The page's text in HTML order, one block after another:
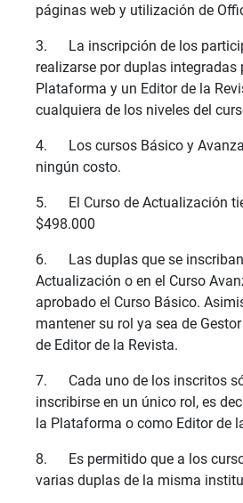
páginas web y utilización de
3. La inscripción de los
realizarse por duplas integradas
Plataforma y un Editor de la
cualquiera de los niveles del
4. Los cursos Básico y
ningún costo.
5. El Curso de Actualización
$498.000
6. Las duplas que se inscriban
Actualización o en el Curso
aprobado el Curso Básico.
mantener su rol ya sea de
de Editor de la Revista.
7. Cada uno de los inscritos
inscribirse en un único rol, es
la Plataforma o como Editor de
8. Es permitido que a los
varias duplas de la misma